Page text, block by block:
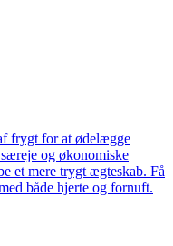
frygt for at ødelægge
og økonomiske
et mere trygt ægteskab. Få
både hjerte og fornuft.